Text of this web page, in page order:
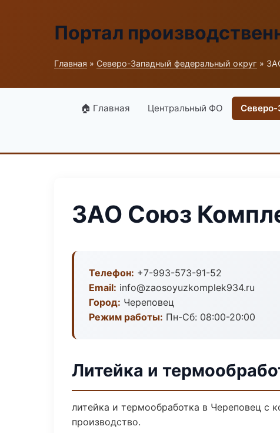
Портал
Главная » Северо-Западный федеральный округ »
🏠 Главная Центральный ФО
ЗАО Союз
Телефон: +7-993-573-91-52
Email: info@zaosoyuzkomplek934.ru
Город: Череповец
Режим работы: Пн-Сб: 08:00-20:00
Литейка и
литейка и термообработка в Череповец с
производство.